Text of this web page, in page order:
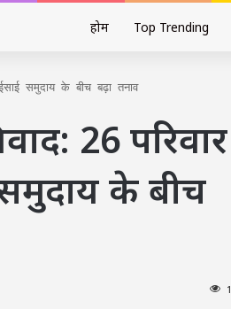
होम Top Trending
समुदाय के बीच बढ़ा तनाव
26 परिवार
के बीच
1